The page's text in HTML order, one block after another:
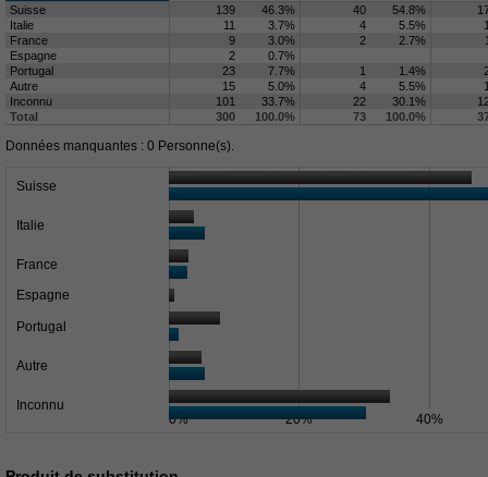
Suisse
139 46.3% 40 54.8%
Italie
11 3.7% 4 5.5%
France
9 3.0% 2 2.7%
Espagne
2
0.7%
Portugal
23 7.7% 1 1.4%
Autre
15 5.0% 4 5.5%
Inconnu
101 33.7% 22 30.1%
Total
300 100.0% 73 100.0%
Données manquantes : 0 Personne(s).
Suisse
Italie
France
Espagne
Portugal
Autre
Inconnu
0%
20% 40%